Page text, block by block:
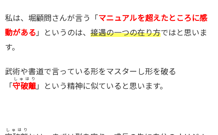
私は、堀顧問さんが言う「マニュアルを超えたところに感
動がある 」というのは、 接遇の一つの在り方ではと思いま
す。
武術や書道で言っている形をマスターし形を破る
「守破離
しゅはり
」という精神に似ていると思います。
しゅはり